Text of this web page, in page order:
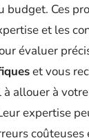
budget. Ces
et les
évaluer
et vous
allouer à
expertise